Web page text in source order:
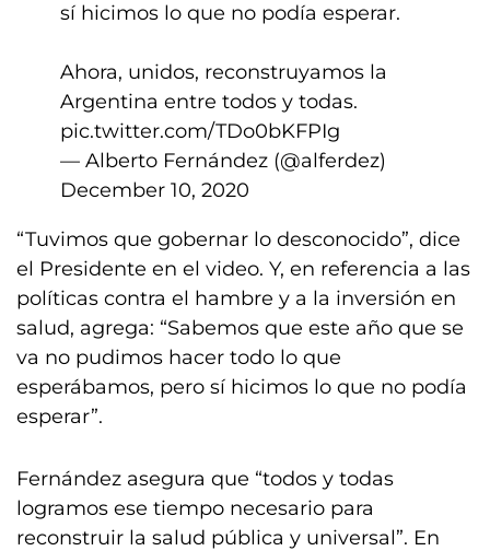
sí hicimos lo que no podía esperar.
Ahora, unidos, reconstruyamos la
Argentina entre todos y todas.
pic.twitter.com/TDo0bKFPIg
— Alberto Fernández (@alferdez)
December 10, 2020
“Tuvimos que gobernar lo desconocido”, dice
el Presidente en el video. Y, en referencia a las
políticas contra el hambre y a la inversión en
salud, agrega: “Sabemos que este año que se
va no pudimos hacer todo lo que
esperábamos, pero sí hicimos lo que no podía
esperar”.
Fernández asegura que “todos y todas
logramos ese tiempo necesario para
reconstruir la salud pública y universal”. En